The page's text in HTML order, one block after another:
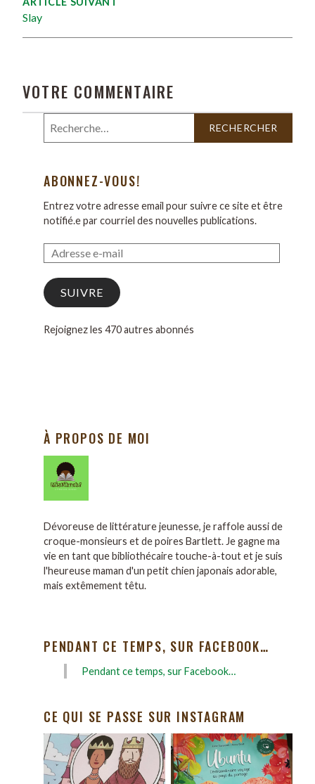
Slay
VOTRE COMMENTAIRE
ABONNEZ-VOUS!
Entrez votre adresse email pour suivre ce site et être
notifié.e par courriel des nouvelles publications.
SUIVRE
Rejoignez les 470 autres abonnés
À PROPOS DE MOI
Dévoreuse de littérature jeunesse, je raffole aussi de
croque-monsieurs et de poires Bartlett. Je gagne ma
vie en tant que bibliothécaire touche-à-tout et je suis
l'heureuse maman d'un petit chien japonais adorable,
mais extêmement têtu.
PENDANT CE TEMPS, SUR FACEBOOK…
Pendant ce temps, sur Facebook…
CE QUI SE PASSE SUR INSTAGRAM